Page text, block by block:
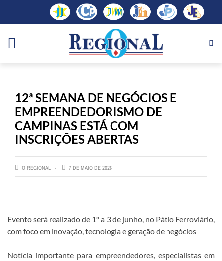
12ª SEMANA DE NEGÓCIOS E
EMPREENDEDORISMO DE
CAMPINAS ESTÁ COM
INSCRIÇÕES ABERTAS
O REGIONAL 7 DE MAIO DE 2026
Evento será realizado de 1º a 3 de junho, no Pátio Ferroviário,
com foco em inovação, tecnologia e geração de negócios
Notícia importante para empreendedores, especialistas em